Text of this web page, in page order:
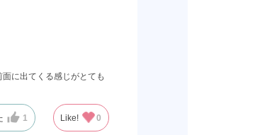
に出てくる感じがとても
1 Like! 0